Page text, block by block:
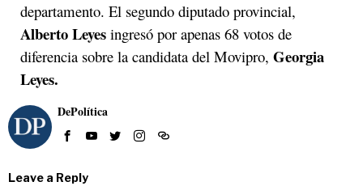
departamento. El segundo diputado provincial,
Alberto Leyes ingresó por apenas 68 votos de
diferencia sobre la candidata del Movipro, Georgia
Leyes.
DePolítica
Leave a Reply